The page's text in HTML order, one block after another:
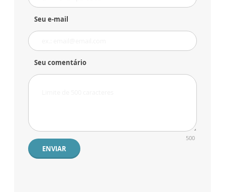
Seu e-mail
Seu comentário
500
ENVIAR